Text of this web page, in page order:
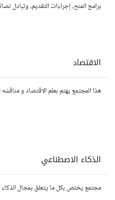
برامج المنح، إجراءات التقديم، وتبادل
الاقتصاد
هذا المجتمع يهتم بعلم الاقتصاد و مناقشه
الذكاء الاصطناعي
مجتمع يختص بكل ما يتعلق بمجال